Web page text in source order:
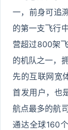
一，前身可追
的第一支飞行
营超过800架
的机队之一，
先的互联网宽
首发用户，也
航点最多的航
通达全球160